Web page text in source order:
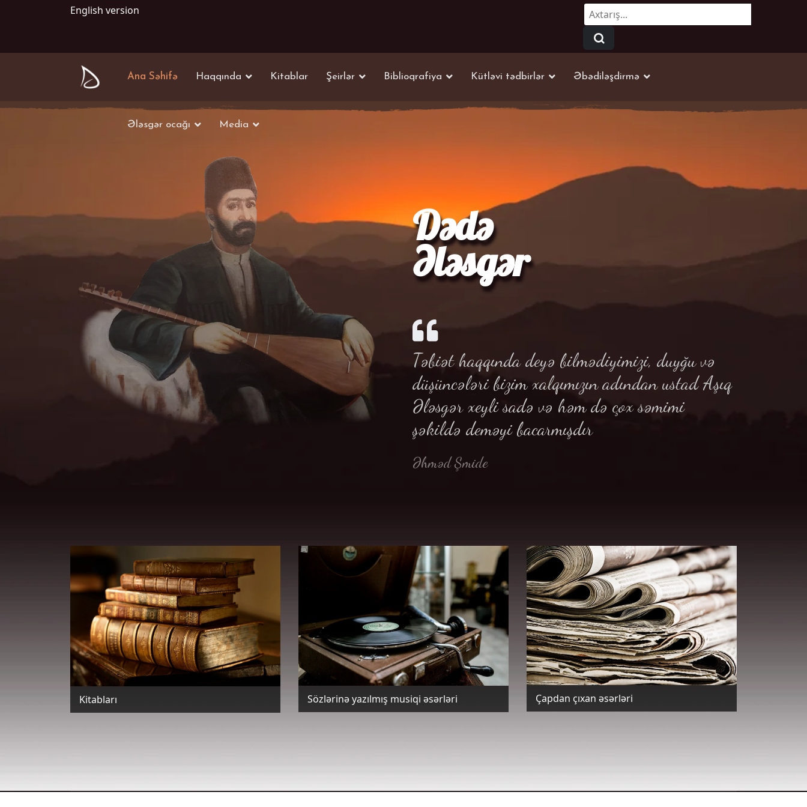
English version Axtarmaq...
Ana Səhifə Haqqında Kitablar Şeirlər Biblioqrafiya Kütləvi tədbirlər Əbədiləşdirmə
Ələsgər ocağı Media
Dədə
Ələsgər
Təbiət haqqında deyə bilmədiyimizi, duyğu və
düşüncələri bizim xalqımızın adından ustad Aşıq
Ələsgər xeyli sadə və həm də çox səmimi
şəkildə deməyi bacarmışdır
Əhməd Şmide
Kitabları Sözlərinə yazılmış musiqi əsərləri Çapdan çıxan əsərləri